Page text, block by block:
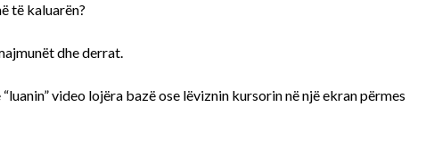
të kaluarën?
dhe derrat.
video lojëra bazë ose lëviznin kursorin në një ekran përmes